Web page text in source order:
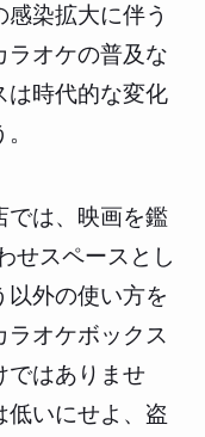
染拡大に伴う
ラオケの普及な
は時代的な変化
では、映画を鑑
せスペースとし
以外の使い方を
ラオケボックス
ではありませ
低いにせよ、盗